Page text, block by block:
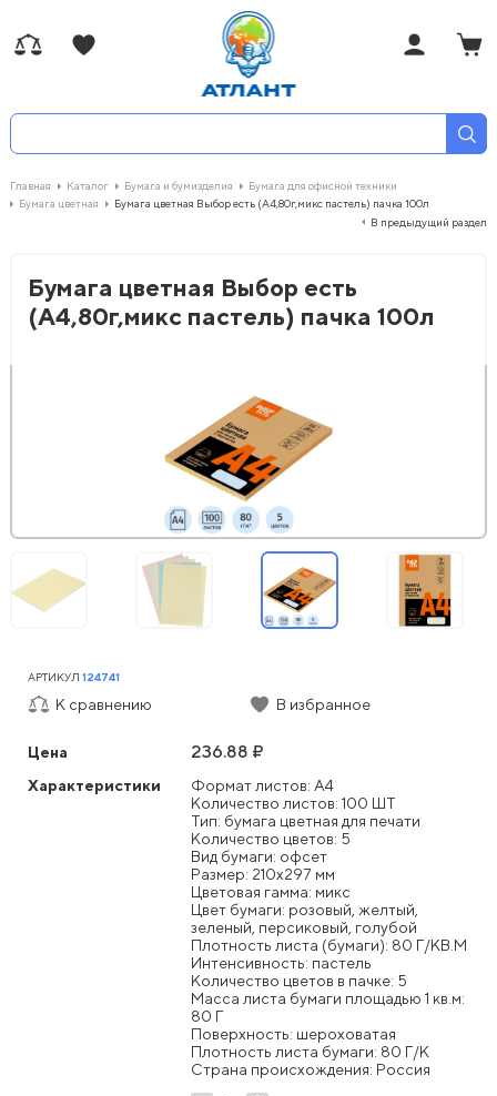
Главная Каталог Бумага и бумизделия
Бумага для офисной техники
Бумага цветная
Бумага цветная Выбор есть (А4,80г,микс пастель) пачка 100л
В предыдущий раздел
Бумага цветная Выбор есть
(А4,80г,микс пастель) пачка 100л
Цена 236.88 ₽
Характеристики
Формат листов: А4
Количество листов: 100 ШТ
Тип: бумага цветная для печати
Количество цветов: 5
Вид бумаги: офсет
Размер: 210x297 мм
Цветовая гамма: микс
Цвет бумаги: розовый, желтый,
зеленый, персиковый, голубой
Плотность листа (бумаги): 80 Г/КВ.М
Интенсивность: пастель
Количество цветов в пачке: 5
Масса листа бумаги площадью 1 кв.м:
80 Г
Поверхность: шероховатая
Плотность листа бумаги: 80 Г/К
Страна происхождения: Россия
АРТИКУЛ 124741
К сравнению В избранное